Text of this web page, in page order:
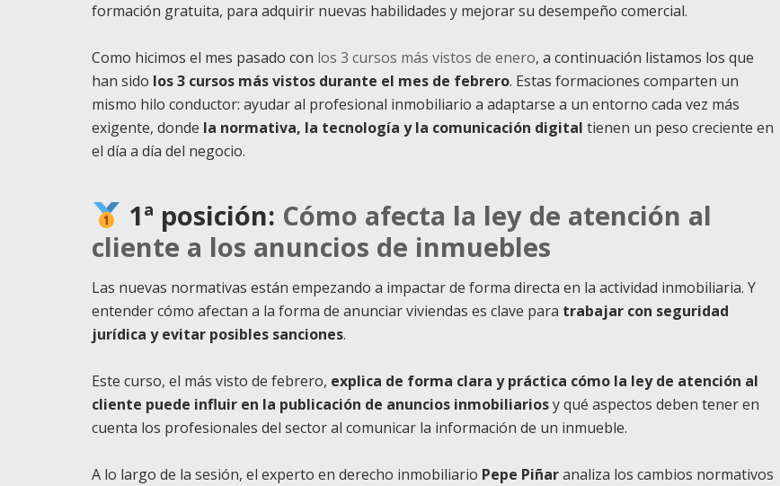
formación gratuita, para adquirir nuevas habilidades y mejorar su desempeño comercial.
Como hicimos el mes pasado con los 3 cursos más vistos de enero, a continuación listamos los que
han sido los 3 cursos más vistos durante el mes de febrero. Estas formaciones comparten un
mismo hilo conductor: ayudar al profesional inmobiliario a adaptarse a un entorno cada vez más
exigente, donde la normativa, la tecnología y la comunicación digital tienen un peso creciente en
el día a día del negocio.
1ª posición: Cómo afecta la ley de atención al
cliente a los anuncios de inmuebles
Las nuevas normativas están empezando a impactar de forma directa en la actividad inmobiliaria. Y
entender cómo afectan a la forma de anunciar viviendas es clave para trabajar con seguridad
jurídica y evitar posibles sanciones.
Este curso, el más visto de febrero, explica de forma clara y práctica cómo la ley de atención al
cliente puede influir en la publicación de anuncios inmobiliariosy qué aspectos deben tener en
cuenta los profesionales del sector al comunicar la información de un inmueble.
A lo largo de la sesión, el experto en derecho inmobiliario Pepe Piñaranaliza los cambios normativos